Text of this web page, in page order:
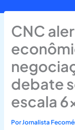
CNC
debate
escala
PorJornalista